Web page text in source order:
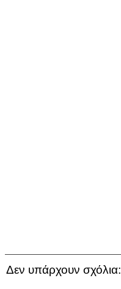
Δεν υπάρχουν σχόλια: